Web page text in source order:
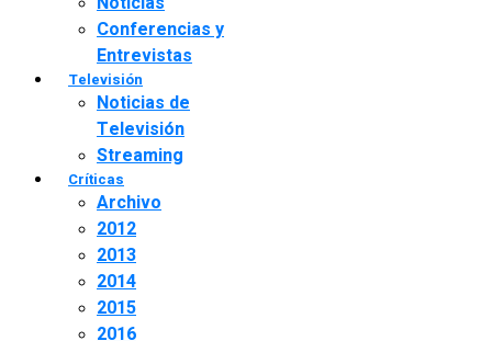
Conferencias y
Entrevistas
Televisión
Noticias de
Televisión
Streaming
Críticas
Archivo
2012
2013
2014
2015
2016